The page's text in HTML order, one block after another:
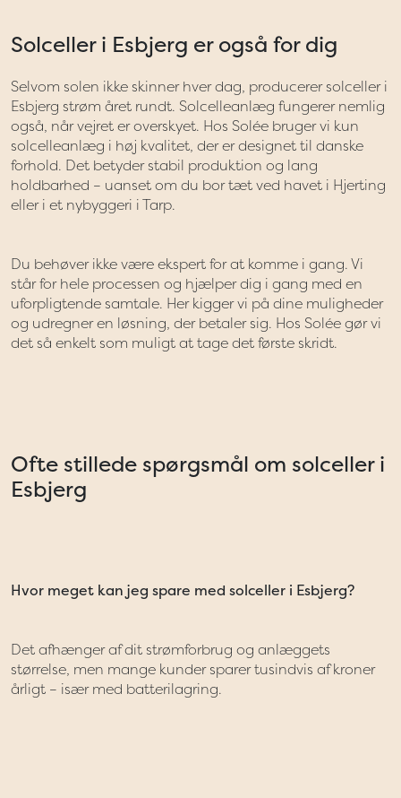
Solceller i Esbjerg er også for dig
Selvom solen ikke skinner hver dag, producerer solceller i
Esbjerg strøm året rundt. Solcelleanlæg fungerer nemlig
også, når vejret er overskyet. Hos Solée bruger vi kun
solcelleanlæg i høj kvalitet, der er designet til danske
forhold. Det betyder stabil produktion og lang
holdbarhed – uanset om du bor tæt ved havet i Hjerting
eller i et nybyggeri i Tarp.
Du behøver ikke være ekspert for at komme i gang. Vi
står for hele processen og hjælper dig i gang med en
uforpligtende samtale. Her kigger vi på dine muligheder
og udregner en løsning, der betaler sig. Hos Solée gør vi
det så enkelt som muligt at tage det første skridt.
Ofte stillede spørgsmål om solceller i
Esbjerg
Hvor meget kan jeg spare med solceller i Esbjerg?
Det afhænger af dit strømforbrug og anlæggets
størrelse, men mange kunder sparer tusindvis af kroner
årligt – især med batterilagring.